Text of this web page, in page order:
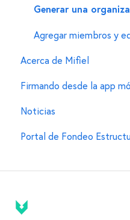
Proceso de
Consulta de consumos
Errores frecuentes
Tu e.firma (FIEL)
Dudas al transicionar
Otras dudas legales
Generar una
Agregar miembros y
Acerca de Mifiel
Información general
Firmando desde la app
Noticias
Portal de Fondeo